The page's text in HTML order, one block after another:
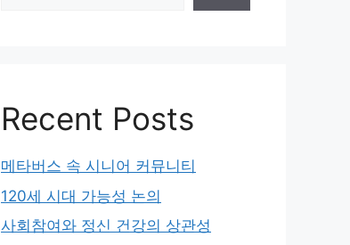
Recent Posts
메타버스 속 시니어 커뮤니티
120세 시대 가능성 논의
사회참여와 정신 건강의 상관성